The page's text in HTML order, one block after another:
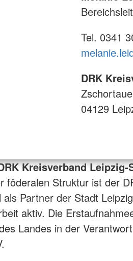
Tel. 0341
DRK
04129
Kreisverband
föderalen Struktur ist der
als Partner der Stadt
aktiv. Die
Landes in der